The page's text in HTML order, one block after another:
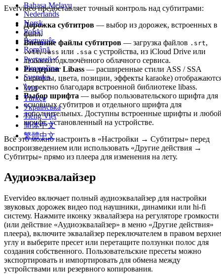
Bahasa Melayu
Nederlands
Norsk
Polski
Português
Română
Русский
Slovenčina
Svenska
ไทย
Türkçe
Українська
Tiếng Việt
简体中文
繁體中文
Evervideo предоставляет точный контроль над субтитрами:
Дорожка субтитров — выбор из дорожек, встроенных в
файл.
Внешние файлы субтитров — загрузка файлов .srt,
.vtt,.ass или .ssa с устройства, из iCloud Drive или
любого подключённого облачного сервиса.
Рендеринг Libass — расширенные стили ASS / SSA
(шрифты, цвета, позиции, эффекты karaoke)
корректно благодаря встроенной библиотеке libass.
Выбор шрифта — выбор пользовательского шрифта для
основных субтитров и отдельного шрифта для
дополнительных. Доступны встроенные шрифты и
шрифт, установленный на устройстве.
Всё это можно настроить в «Настройки → Субтитры» перед
воспроизведением или использовать «Другие действия →
Субтитры» прямо из плеера для изменения на лету.
Аудиоэквалайзер
Evervideo включает полный аудиоэквалайзер для настройки
звуковых дорожек видео под наушники, динамики или hi-fi
систему. Нажмите иконку эквалайзера на регуляторе громкости
(или действие «Аудиоэквалайзер» в меню «Другие действия»
плеера), включите эквалайзер переключателем в правом
углу и выберите пресет или перетащите ползунки полос для
создания собственного. Пользовательские пресеты можно
экспортировать и импортировать для обмена между
устройствами или резервного копирования.